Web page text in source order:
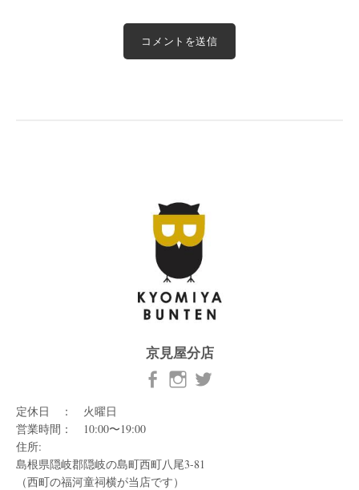
京見屋分店
定休日 ： 火曜日
営業時間： 10:00〜19:00
住所:
島根県隠岐郡隠岐の島町西町八尾3-81
（西町の福河童祠横が当店です）